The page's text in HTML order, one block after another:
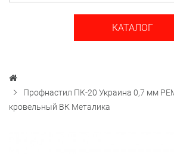
КАТАЛОГ
Профнастил ПК-20 Украина 0,7 мм
кровельный ВК Металика